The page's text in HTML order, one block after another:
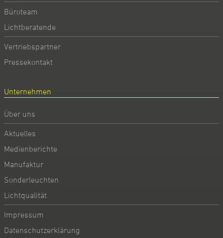
Büroteam
Lichtberatende
Vertriebspartner
Pressekontakt
Unternehmen
Über uns
Aktuelles
Medienberichte
Manufaktur
Sonderleuchten
Lichtqualität
Impressum
Datenschutzerklärung